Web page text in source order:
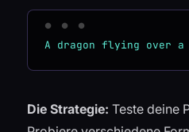
Die Strategie: Teste deine